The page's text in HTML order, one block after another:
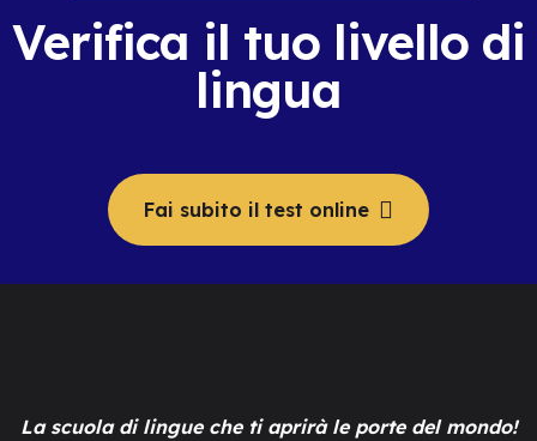
Verifica il tuo livello di
lingua
Fai subito il test online
La scuola di lingue che ti aprirà le porte del mondo!